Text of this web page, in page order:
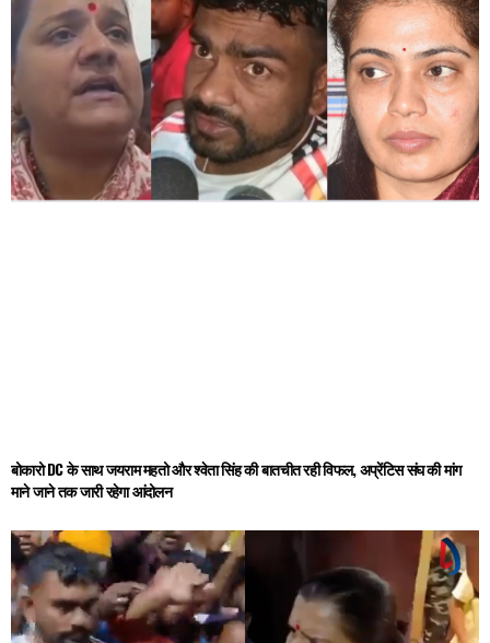
बोकारो DC के साथ जयराम महतो और श्वेता सिंह की बातचीत रही विफल, अप्रेंटिस संघ की मांग
माने जाने तक जारी रहेगा आंदोलन